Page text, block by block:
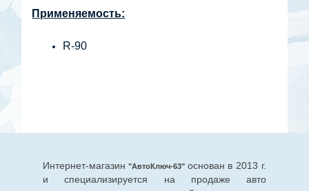
Применяемость:
R-90
Интернет-магазин "АвтоКлюч-63" основан в 2013 г.
и специализируется на продаже авто